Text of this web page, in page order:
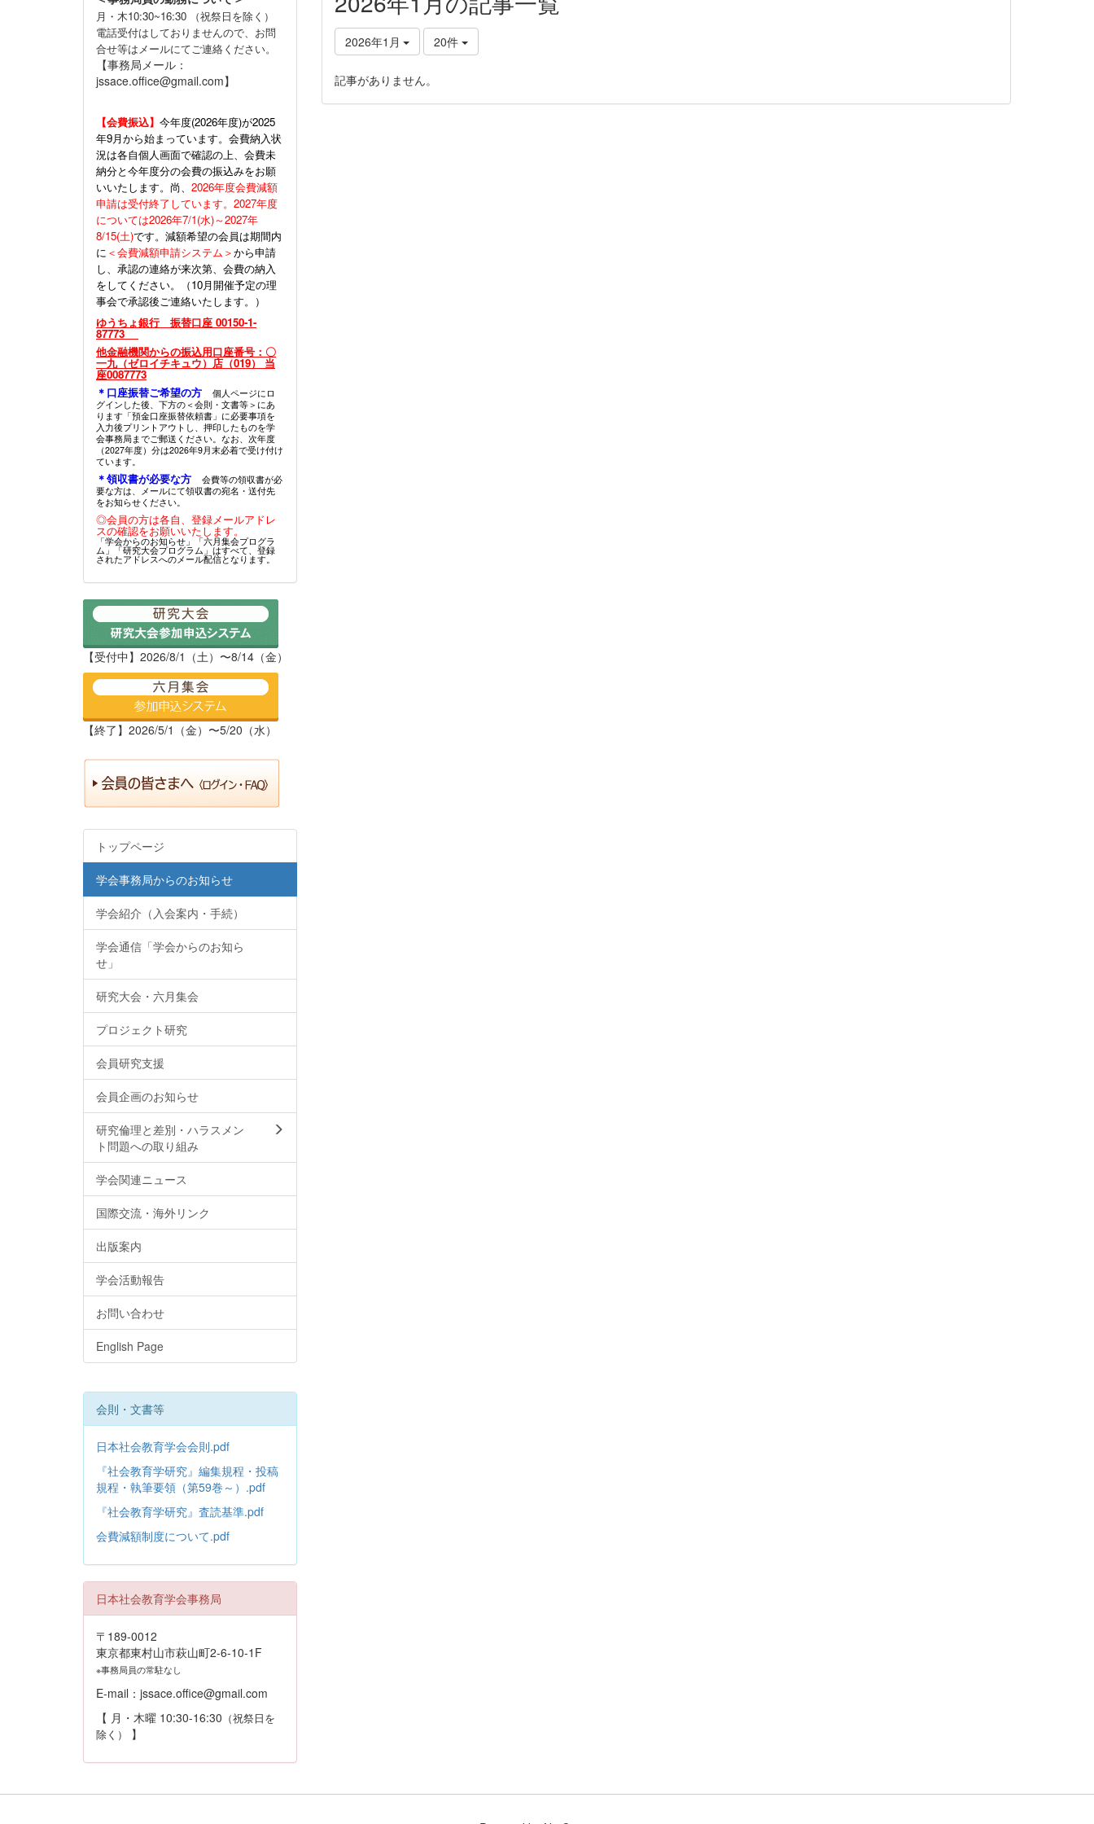
2026年1月 20件
記事がありません。
月・木10:30~16:30 （祝祭日を除く）
電話受付はしておりませんので、お問
合せ等はメールにてご連絡ください。
【事務局メール：
jssace.office@gmail.com】
【会費振込】 今年度(2026年度)が2025
年9月から始まっています。会費納入状
況は各自個人画面で確認の上、会費未
納分と今年度分の会費の振込みをお願
いいたします。尚、 2026年度会費減額
申請は受付終了しています。2027年度
については2026年7/1(水)～2027年
8/15(土)です。減額希望の会員は期間内
に ＜会費減額申請システム＞から申請
し、承認の連絡が来次第、会費の納入
をしてください。（10月開催予定の理
事会で承認後ご連絡いたします。）
ゆうちょ銀行 振替口座 00150-1-
87773
他金融機関からの振込用口座番号：〇
一九（ゼロイチキュウ）店（019） 当
座0087773
＊口座振替ご希望の方
個人ページにロ
グインした後、下方の＜会則・文書等＞にあ
ります「預金口座振替依頼書」に必要事項を
入力後プリントアウトし、押印したものを学
会事務局までご郵送ください。なお、次年度
（2027年度）分は2026年9月末必着で受け付け
ています。
＊領収書が必要な方
会費等の領収書が必
要な方は、メールにて領収書の宛名・送付先
をお知らせください。
◎会員の方は各自、登録メールアドレ
スの確認をお願いいたします。
「学会からのお知らせ」「六月集会プログラ
ム」「研究大会プログラム」はすべて、登録
されたアドレスへのメール配信となります。
【受付中】2026/8/1（土）〜8/14（金）
【終了】2026/5/1（金）〜5/20（水）
トップページ
学会事務局からのお知らせ
学会紹介（入会案内・手続）
学会通信「学会からのお知ら
せ」
研究大会・六月集会
プロジェクト研究
会員研究支援
会員企画のお知らせ
研究倫理と差別・ハラスメン
ト問題への取り組み
学会関連ニュース
国際交流・海外リンク
出版案内
学会活動報告
お問い合わせ
English Page
会則・文書等
日本社会教育学会会則.pdf
『社会教育学研究』編集規程・投稿
規程・執筆要領（第59巻～）.pdf
『社会教育学研究』査読基準.pdf
会費減額制度について.pdf
日本社会教育学会事務局
〒189-0012
東京都東村山市萩山町2-6-10-1F
※事務局員の常駐なし
E-mail：jssace.office@gmail.com
【 月・木曜 10:30-16:30 （祝祭日を
除く）
】